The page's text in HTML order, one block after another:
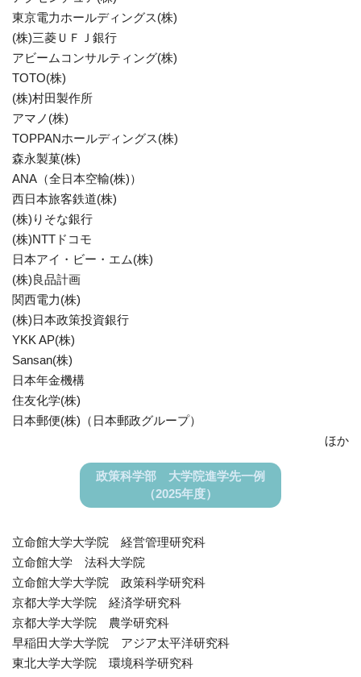
東京電力ホールディングス(株)
(株)三菱ＵＦＪ銀行
アビームコンサルティング(株)
TOTO(株)
(株)村田製作所
アマノ(株)
TOPPANホールディングス(株)
森永製菓(株)
ANA（全日本空輸(株)）
西日本旅客鉄道(株)
(株)りそな銀行
(株)NTTドコモ
日本アイ・ビー・エム(株)
(株)良品計画
関西電力(株)
(株)日本政策投資銀行
YKK AP(株)
Sansan(株)
日本年金機構
住友化学(株)
日本郵便(株)（日本郵政グループ）
ほか
政策科学部 大学院進学先一例
（2025年度）
立命館大学大学院 経営管理研究科
立命館大学 法科大学院
立命館大学大学院 政策科学研究科
京都大学大学院 経済学研究科
京都大学大学院 農学研究科
早稲田大学大学院 アジア太平洋研究科
東北大学大学院 環境科学研究科